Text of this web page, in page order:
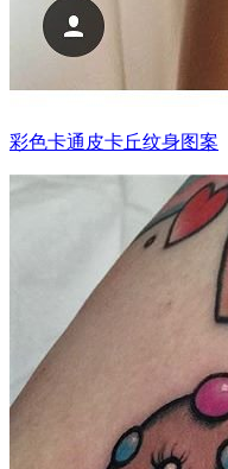
彩色卡通皮卡丘纹身图案